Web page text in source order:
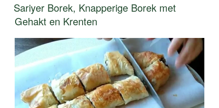
Sariyer Borek, Knapperige Borek met
Gehakt en Krenten